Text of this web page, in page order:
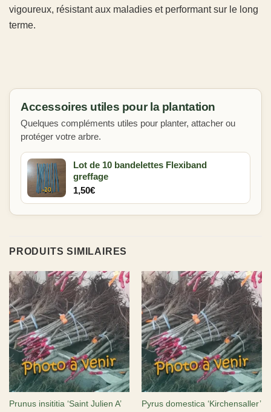
vigoureux, résistant aux maladies et performant sur le long
terme.
Accessoires utiles pour la plantation
Quelques compléments utiles pour planter, attacher ou
protéger votre arbre.
Lot de 10 bandelettes Flexiband
greffage
1,50€
PRODUITS SIMILAIRES
Prunus insititia ‘Saint Julien A’
Pyrus domestica ‘Kirchensaller’